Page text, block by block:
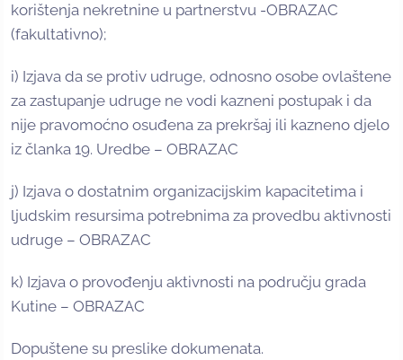
korištenja nekretnine u partnerstvu -OBRAZAC
(fakultativno);
i) Izjava da se protiv udruge, odnosno osobe ovlaštene
za zastupanje udruge ne vodi kazneni postupak i da
nije pravomoćno osuđena za prekršaj ili kazneno djelo
iz članka 19. Uredbe – OBRAZAC
j) Izjava o dostatnim organizacijskim kapacitetima i
ljudskim resursima potrebnima za provedbu aktivnosti
udruge – OBRAZAC
k) Izjava o provođenju aktivnosti na području grada
Kutine – OBRAZAC
Dopuštene su preslike dokumenata.